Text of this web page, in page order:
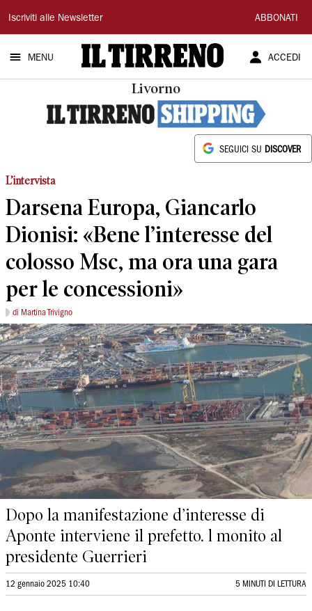
Il
Tirreno
Iscriviti alle Newsletter ABBONATI
MENU ACCEDI
Livorno
SEGUICI SU DISCOVER
L’intervista
Darsena Europa, Giancarlo
Dionisi: «Bene l’interesse del
colosso Msc, ma ora una gara
per le concessioni»
di Martina Trivigno
Dopo la manifestazione d’interesse di
Aponte interviene il prefetto. l monito al
presidente Guerrieri
12 gennaio 2025 10:40 5 MINUTI DI LETTURA